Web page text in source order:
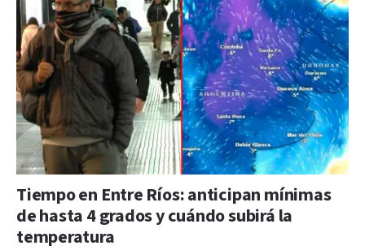
Tiempo en Entre Ríos: anticipan mínimas
de hasta 4 grados y cuándo subirá la
temperatura